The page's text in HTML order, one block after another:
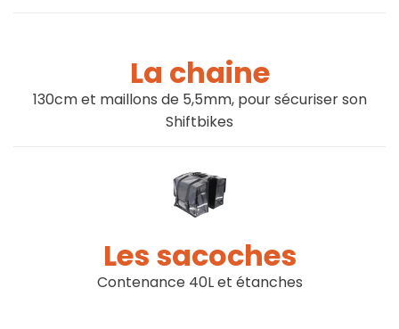
La chaine
130cm et maillons de 5,5mm, pour sécuriser son
Shiftbikes
Les sacoches
Contenance 40L et étanches